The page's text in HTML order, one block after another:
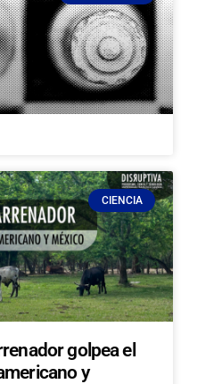
CIENCIA
golpea el
y